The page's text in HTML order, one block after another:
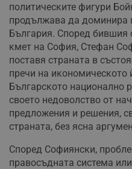
политическите фигури
продължава да доминира
България. Според бившия
кмет на София, Стефан
поставя страната в
пречи на икономическото
Българското национално
своето недоволство от
предложения и решения,
страната, без ясна
Според Софиянски,
правосъдната система